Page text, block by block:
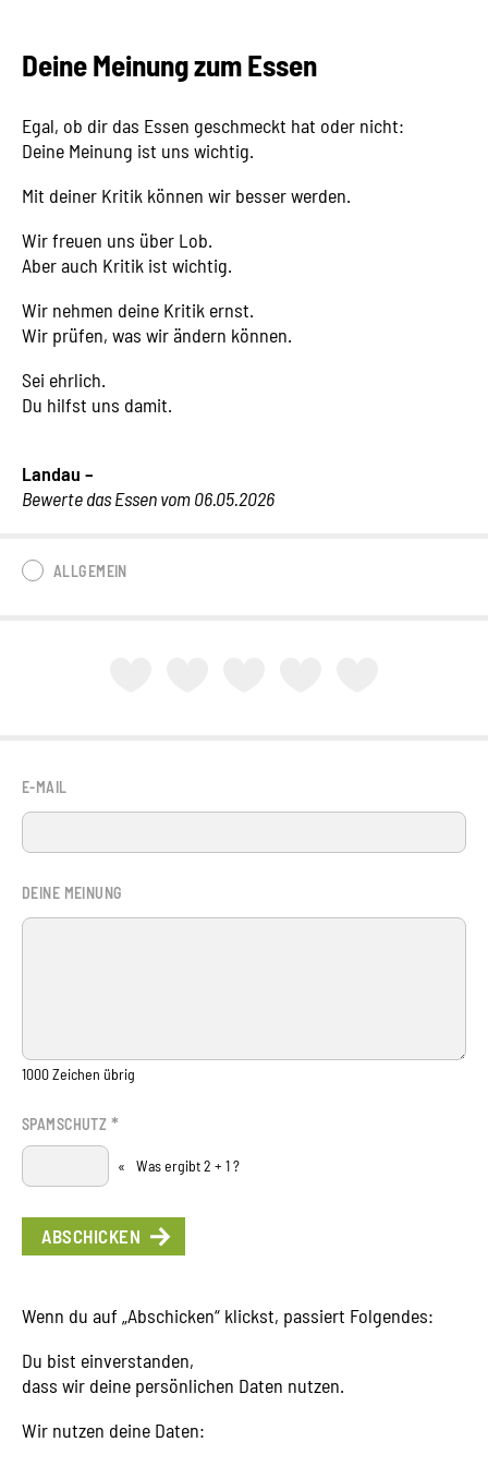
Deine Meinung zum Essen
Egal, ob dir das Essen geschmeckt hat oder nicht:
Deine Meinung ist uns wichtig.
Mit deiner Kritik können wir besser werden.
Wir freuen uns über Lob.
Aber auch Kritik ist wichtig.
Wir nehmen deine Kritik ernst.
Wir prüfen, was wir ändern können.
Sei ehrlich.
Du hilfst uns damit.
Landau –
Bewerte das Essen vom 06.05.2026
ALLGEMEIN
E-MAIL
DEINE MEINUNG
1000Zeichen übrig
SPAMSCHUTZ *
« Was ergibt 2 + 1 ?
Wenn du auf „Abschicken“ klickst, passiert Folgendes:
Du bist einverstanden,
dass wir deine persönlichen Daten nutzen.
Wir nutzen deine Daten: